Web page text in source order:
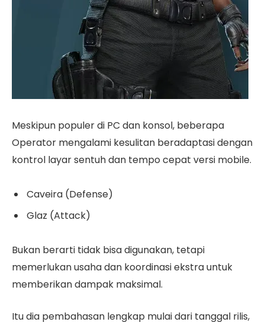
Meskipun populer di PC dan konsol, beberapa
Operator mengalami kesulitan beradaptasi dengan
kontrol layar sentuh dan tempo cepat versi mobile.
Caveira (Defense)
Glaz (Attack)
Bukan berarti tidak bisa digunakan, tetapi
memerlukan usaha dan koordinasi ekstra untuk
memberikan dampak maksimal.
Itu dia pembahasan lengkap mulai dari tanggal rilis,